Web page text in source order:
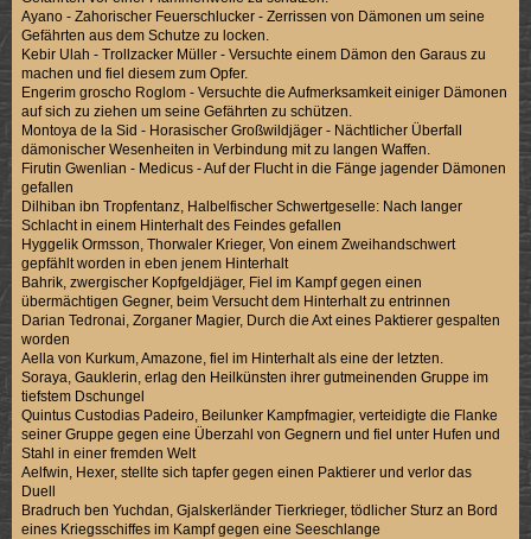
Ayano - Zahorischer Feuerschlucker - Zerrissen von Dämonen um seine
Gefährten aus dem Schutze zu locken.
Kebir Ulah - Trollzacker Müller - Versuchte einem Dämon den Garaus zu
machen und fiel diesem zum Opfer.
Engerim groscho Roglom - Versuchte die Aufmerksamkeit einiger Dämonen
auf sich zu ziehen um seine Gefährten zu schützen.
Montoya de la Sid - Horasischer Großwildjäger - Nächtlicher Überfall
dämonischer Wesenheiten in Verbindung mit zu langen Waffen.
Firutin Gwenlian - Medicus - Auf der Flucht in die Fänge jagender Dämonen
gefallen
Dilhiban ibn Tropfentanz, Halbelfischer Schwertgeselle: Nach langer
Schlacht in einem Hinterhalt des Feindes gefallen
Hyggelik Ormsson, Thorwaler Krieger, Von einem Zweihandschwert
gepfählt worden in eben jenem Hinterhalt
Bahrik, zwergischer Kopfgeldjäger, Fiel im Kampf gegen einen
übermächtigen Gegner, beim Versucht dem Hinterhalt zu entrinnen
Darian Tedronai, Zorganer Magier, Durch die Axt eines Paktierer gespalten
worden
Aella von Kurkum, Amazone, fiel im Hinterhalt als eine der letzten.
Soraya, Gauklerin, erlag den Heilkünsten ihrer gutmeinenden Gruppe im
tiefstem Dschungel
Quintus Custodias Padeiro, Beilunker Kampfmagier, verteidigte die Flanke
seiner Gruppe gegen eine Überzahl von Gegnern und fiel unter Hufen und
Stahl in einer fremden Welt
Aelfwin, Hexer, stellte sich tapfer gegen einen Paktierer und verlor das
Duell
Bradruch ben Yuchdan, Gjalskerländer Tierkrieger, tödlicher Sturz an Bord
eines Kriegsschiffes im Kampf gegen eine Seeschlange